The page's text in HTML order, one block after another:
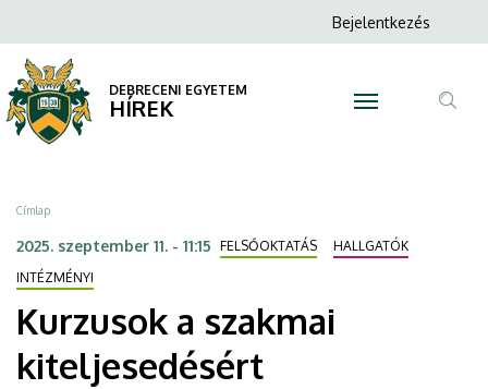
szakmai
kiteljesedésért
DEBRECENI
EGYETEM
a
tartalomra
Anonim
menüje
Bejelentkezés
DEBRECENI EGYETEM
HÍREK
Morzsa
Címlap
2025. szeptember 11. - 11:15 FELSŐOKTATÁS
HALLGATÓK
INTÉZMÉNYI
Kurzusok a szakmai
kiteljesedésért